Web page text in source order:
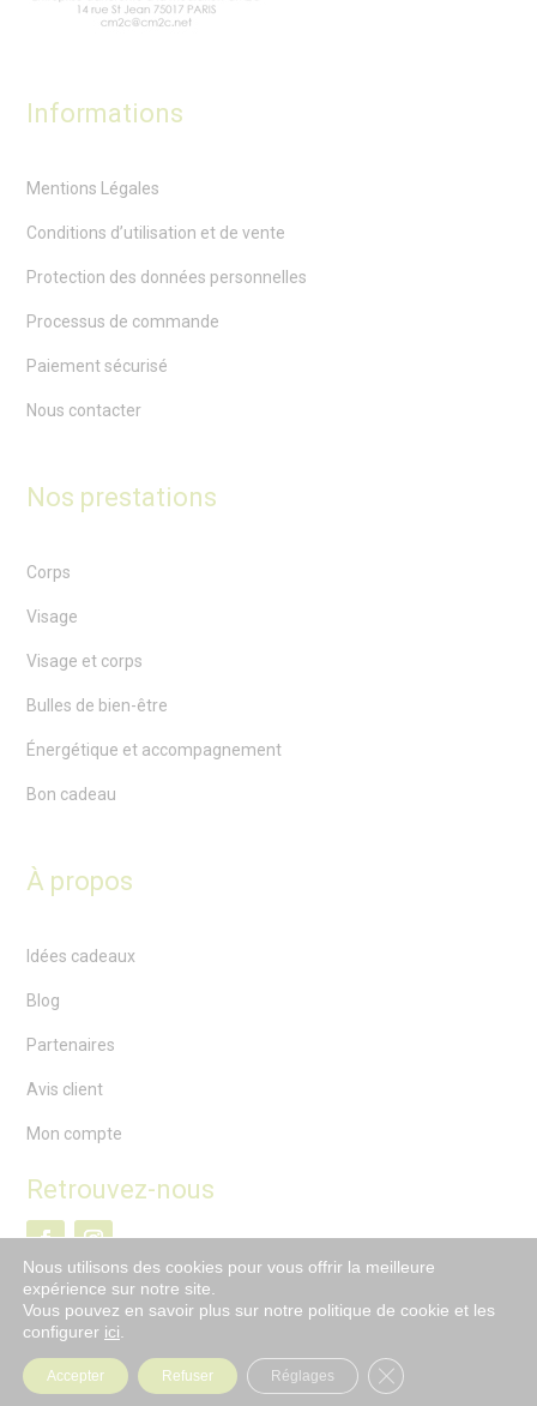
Informations
Mentions Légales
Conditions d’utilisation et de vente
Protection des données personnelles
Processus de commande
Paiement sécurisé
Nous contacter
Nos prestations
Corps
Visage
Visage et corps
Bulles de bien-être
Énergétique et accompagnement
Bon cadeau
À propos
Idées cadeaux
Blog
Partenaires
Avis client
Mon compte
Retrouvez-nous
2022 – Créé par l’ANFCI
Nous utilisons des cookies pour vous offrir la meilleure
expérience sur notre site.
Vous pouvez en savoir plus sur notre politique de cookie et les
configurer ici
Accepter Refuser Réglages Fermer la bannière